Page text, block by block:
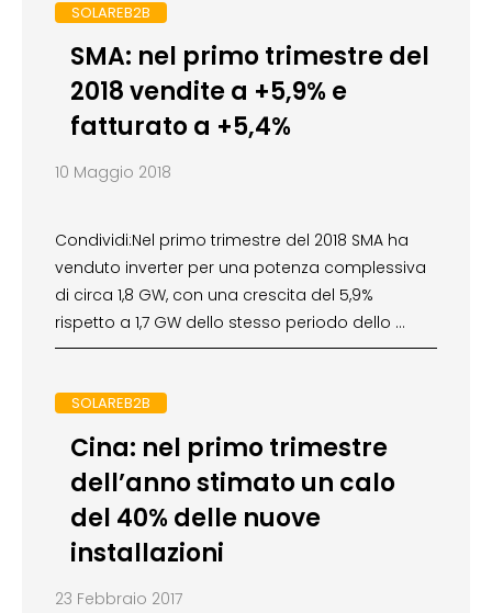
SOLAREB2B
SMA: nel primo trimestre del
2018 vendite a +5,9% e
fatturato a +5,4%
10 Maggio 2018
Condividi:Nel primo trimestre del 2018 SMA ha
venduto inverter per una potenza complessiva
di circa 1,8 GW, con una crescita del 5,9%
rispetto a 1,7 GW dello stesso periodo dello …
SOLAREB2B
Cina: nel primo trimestre
dell’anno stimato un calo
del 40% delle nuove
installazioni
23 Febbraio 2017